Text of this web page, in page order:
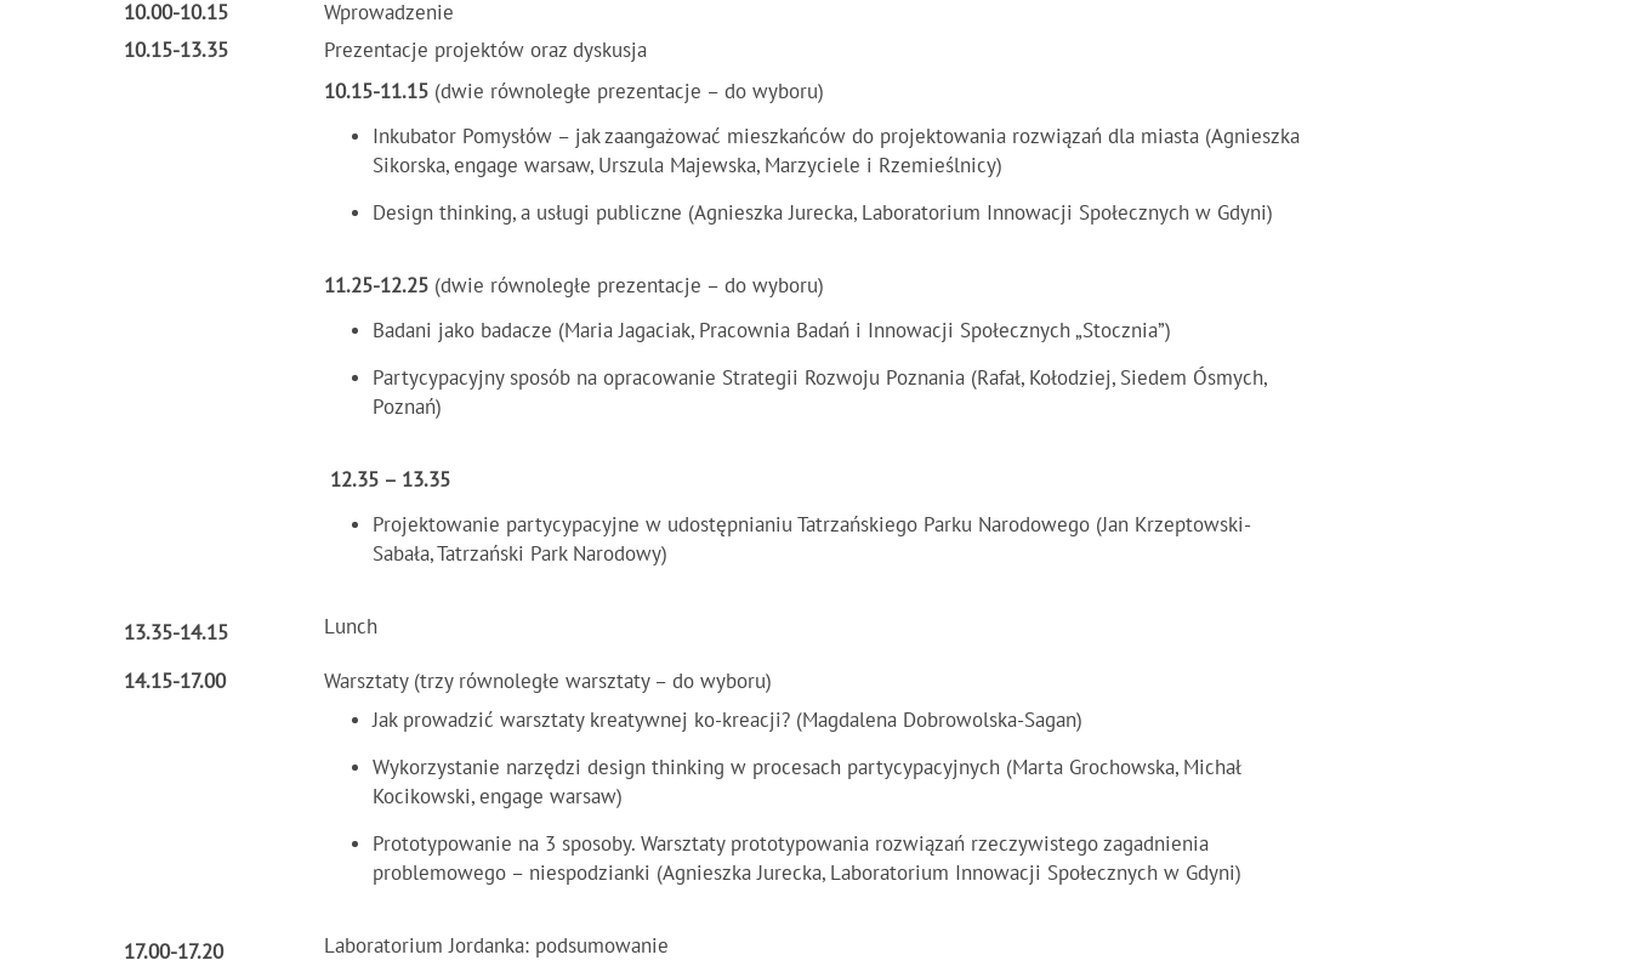
10.00-10.15
Wprowadzenie
10.15-13.35
Prezentacje projektów oraz dyskusja
10.15-11.15 (dwie równoległe prezentacje – do wyboru)
Inkubator Pomysłów – jak zaangażować mieszkańców do projektowania rozwiązań dla miasta (Agnieszka
Sikorska, engage warsaw, Urszula Majewska, Marzyciele i Rzemieślnicy)
Design thinking, a usługi publiczne (Agnieszka Jurecka, Laboratorium Innowacji Społecznych w Gdyni)
11.25-12.25 (dwie równoległe prezentacje – do wyboru)
Badani jako badacze (Maria Jagaciak, Pracownia Badań i Innowacji Społecznych „Stocznia”)
Partycypacyjny sposób na opracowanie Strategii Rozwoju Poznania (Rafał, Kołodziej, Siedem Ósmych,
Poznań)
12.35 – 13.35
Projektowanie partycypacyjne w udostępnianiu Tatrzańskiego Parku Narodowego (Jan Krzeptowski-
Sabała, Tatrzański Park Narodowy)
13.35-14.15 Lunch
14.15-17.00
Warsztaty (trzy równoległe warsztaty – do wyboru)
Jak prowadzić warsztaty kreatywnej ko-kreacji? (Magdalena Dobrowolska-Sagan)
Wykorzystanie narzędzi design thinking w procesach partycypacyjnych (Marta Grochowska, Michał
Kocikowski, engage warsaw)
Prototypowanie na 3 sposoby. Warsztaty prototypowania rozwiązań rzeczywistego zagadnienia
problemowego – niespodzianki (Agnieszka Jurecka, Laboratorium Innowacji Społecznych w Gdyni)
17.00-17.20 Laboratorium Jordanka: podsumowanie